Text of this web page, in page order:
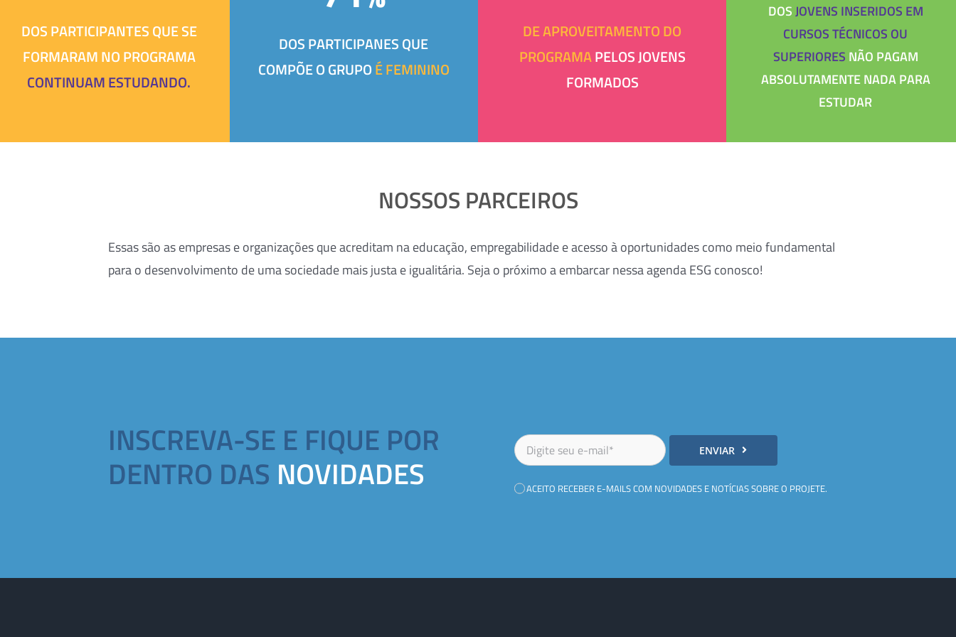
DOS PARTICIPANTES QUE SE
FORMARAM NO PROGRAMA
CONTINUAM ESTUDANDO.
DOS PARTICIPANES QUE
COMPÕE O GRUPOÉ FEMININO
DE APROVEITAMENTO DO
PROGRAMAPELOS JOVENS
FORMADOS
DOSJOVENS INSERIDOS EM
CURSOS TÉCNICOS OU
SUPERIORES NÃO PAGAM
ABSOLUTAMENTE NADA PARA
ESTUDAR
NOSSOS PARCEIROS
Essas são as empresas e organizações que acreditam na educação, empregabilidade e acesso à oportunidades como meio fundamental
para o desenvolvimento de uma sociedade mais justa e igualitária. Seja o próximo a embarcar nessa agenda ESG conosco!
INSCREVA-SE E FIQUE POR
DENTRO DAS NOVIDADES
ENVIAR
ACEITO RECEBER E-MAILS COM NOVIDADES E NOTÍCIAS SOBRE O PROJETE.